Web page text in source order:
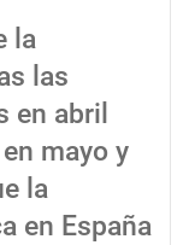
la
las
en abril
mayo y
la
en España